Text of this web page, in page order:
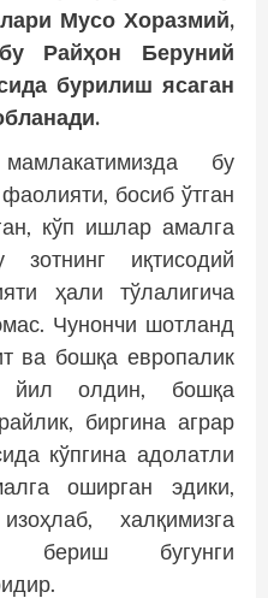
Мусо Хоразмий,
Райҳон Беруний
бурилиш ясаган
.
бу
босиб ўтган
кўп ишлар амалга
иқтисодий
ҳали тўлалигича
Чунончи шотланд
ва бошқа европалик
олдин, бошқа
биргина аграр
кўпгина адолатли
оширган эдики,
халқимизга
бериш бугунги